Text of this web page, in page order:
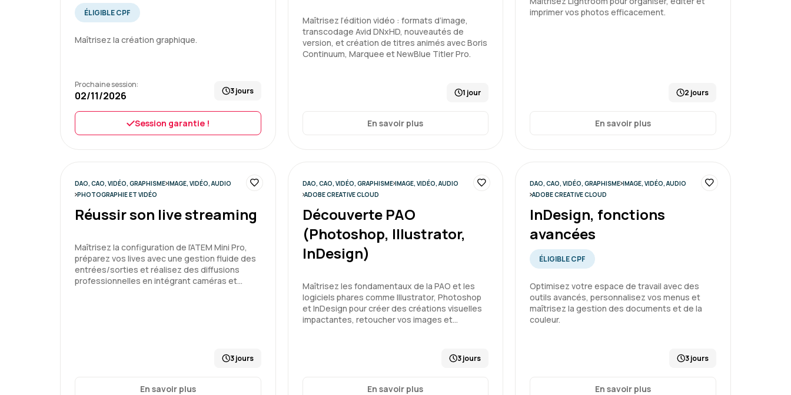
ÉLIGIBLE CPF
Maîtrisez la création graphique.
Prochaine session:
02/11/2026 3 jours
Session garantie !
Maîtrisez l’édition vidéo : formats d’image,
transcodage Avid DNxHD, nouveautés de
version, et création de titres animés avec Boris
Continuum, Marquee et NewBlue Titler Pro.
1 jour
En savoir plus
imprimer vos photos efficacement.
2 jours
En savoir plus
DAO, CAO, VIDÉO, GRAPHISME IMAGE, VIDÉO, AUDIO
PHOTOGRAPHIE ET VIDÉO
Réussir son live streaming
Maîtrisez la configuration de l’ATEM Mini Pro,
préparez vos lives avec une gestion fluide des
entrées/sorties et réalisez des diffusions
professionnelles en intégrant caméras et…
3 jours
En savoir plus
DAO, CAO, VIDÉO, GRAPHISME IMAGE, VIDÉO, AUDIO
ADOBE CREATIVE CLOUD
Découverte PAO
(Photoshop, Illustrator,
InDesign)
Maîtrisez les fondamentaux de la PAO et les
logiciels phares comme Illustrator, Photoshop
et InDesign pour créer des créations visuelles
impactantes, retoucher vos images et…
3 jours
En savoir plus
DAO, CAO, VIDÉO, GRAPHISME IMAGE, VIDÉO, AUDIO
ADOBE CREATIVE CLOUD
InDesign, fonctions
avancées
ÉLIGIBLE CPF
Optimisez votre espace de travail avec des
outils avancés, personnalisez vos menus et
maîtrisez la gestion des documents et de la
couleur.
3 jours
En savoir plus